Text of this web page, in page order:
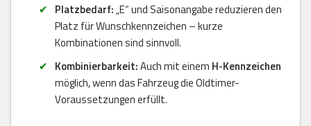
Platzbedarf:„E“ und Saisonangabe reduzieren den
Platz für Wunschkennzeichen – kurze
Kombinationen sind sinnvoll.
Kombinierbarkeit:Auch mit einem H-Kennzeichen
möglich, wenn das Fahrzeug die Oldtimer-
Voraussetzungen erfüllt.